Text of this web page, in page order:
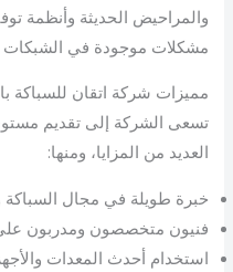
والمراحيض الحديثة وأنظمة
مشكلات موجودة في الشبكات
مميزات شركة اتقان للسباكة
تسعى الشركة إلى تقديم
العديد من المزايا، ومنها:
خبرة طويلة في مجال
فنيون متخصصون ومدربون
استخدام أحدث المعدات